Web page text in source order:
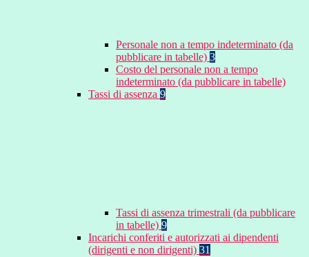
Personale non a tempo indeterminato (da
pubblicare in tabelle) 3
Costo del personale non a tempo
indeterminato (da pubblicare in tabelle)
Tassi di assenza 9
Tassi di assenza trimestrali (da pubblicare
in tabelle) 9
Incarichi conferiti e autorizzati ai dipendenti
(dirigenti e non dirigenti) 31